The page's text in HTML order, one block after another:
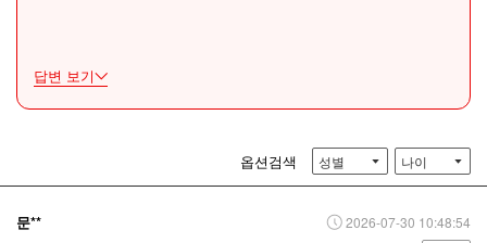
답변 보기
옵션검색 성별 나이
문**
2026-07-30 10:48:54